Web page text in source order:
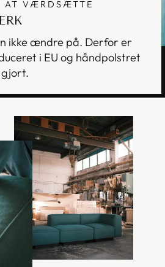
AT VÆRDSÆTTE
ikke ændre på. Derfor er
i EU og håndpolstret